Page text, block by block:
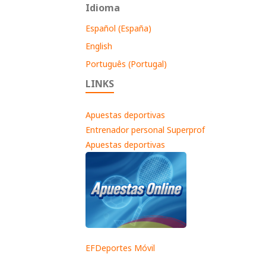
Idioma
Español (España)
English
Português (Portugal)
LINKS
Apuestas deportivas
Entrenador personal Superprof
Apuestas deportivas
EFDeportes Móvil